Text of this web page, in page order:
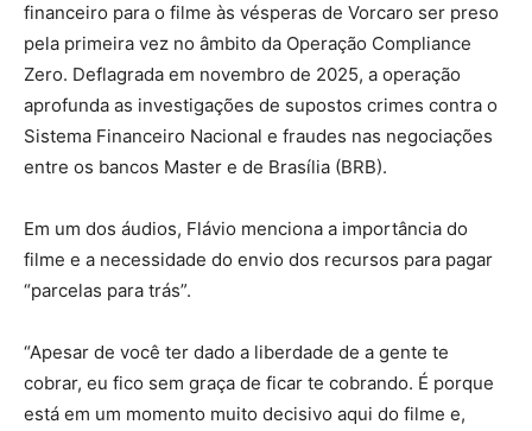
financeiro para o filme às vésperas de Vorcaro ser preso
pela primeira vez no âmbito da Operação Compliance
Zero. Deflagrada em novembro de 2025, a operação
aprofunda as investigações de supostos crimes contra o
Sistema Financeiro Nacional e fraudes nas negociações
entre os bancos Master e de Brasília (BRB).
Em um dos áudios, Flávio menciona a importância do
filme e a necessidade do envio dos recursos para pagar
“parcelas para trás”.
“Apesar de você ter dado a liberdade de a gente te
cobrar, eu fico sem graça de ficar te cobrando. É porque
está em um momento muito decisivo aqui do filme e,